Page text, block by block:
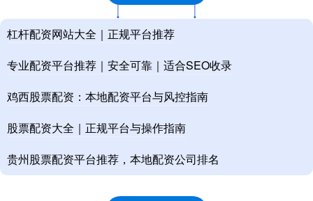
杠杆配资网站大全｜正规平台推荐
专业配资平台推荐｜安全可靠｜适合SEO收录
鸡西股票配资：本地配资平台与风控指南
股票配资大全｜正规平台与操作指南
贵州股票配资平台推荐，本地配资公司排名